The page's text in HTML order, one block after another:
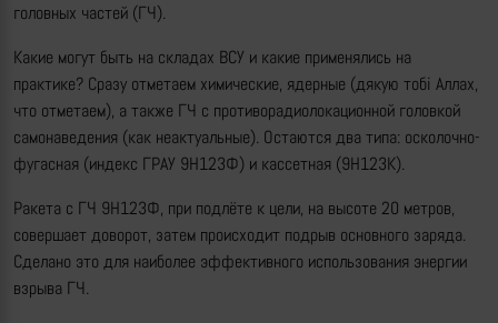
головных частей (ГЧ).
Какие могут быть на складах ВСУ и какие применялись на
практике? Сразу отметаем химические, ядерные (дякую тобi Аллах,
что отметаем), а также ГЧ с противорадиолокационной головкой
самонаведения (как неактуальные). Остаются два типа: осколочно-
фугасная (индекс ГРАУ 9Н123Ф) и кассетная (9Н123К).
Ракета с ГЧ 9Н123Ф, при подлёте к цели, на высоте 20 метров,
совершает доворот, затем происходит подрыв основного заряда.
Сделано это для наиболее эффективного использования энергии
взрыва ГЧ.